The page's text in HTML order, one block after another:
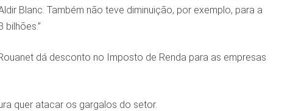
Blanc. Também não teve diminuição, por exemplo, para a
bilhões.”
dá desconto no Imposto de Renda para as empresas
quer atacar os gargalos do setor.